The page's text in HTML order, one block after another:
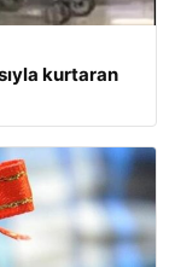
kurtaran